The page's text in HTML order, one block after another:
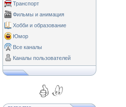
Транспорт
Фильмы и анимация
Хобби и образование
Юмор
Все каналы
Каналы пользователей